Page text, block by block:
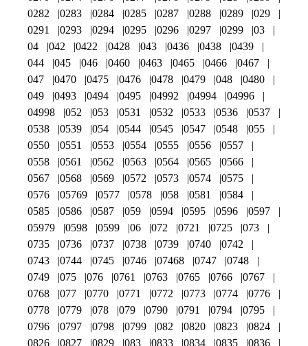
0282
0283 0284 0285 0287 0288 0289
029
0291
0293 0294 0295 0296 0297 0299
03
04
042 0422 0428 043 0436 0438
0439
044
045 046 0460 0463 0465 0466
0467
047
0470 0475 0476 0478 0479 048
0480
049
0493 0494 0495 04992 04994
04996
04998
052 053 0531 0532 0533 0536
0537
0538
0539 054 0544 0545 0547 0548
055
0550
0551 0553 0554 0555 0556
0557
0558
0561 0562 0563 0564 0565
0566
0567
0568 0569 0572 0573 0574
0575
0576
05769 0577 0578 058 0581
0584
0585
0586 0587 059 0594 0595 0596
0597
05979
0598 0599 06 072 0721 0725
073
0735
0736 0737 0738 0739 0740
0742
0743
0744 0745 0746 07468 0747
0748
0749
075 076 0761 0763 0765 0766
0767
0768
077 0770 0771 0772 0773 0774
0776
0778
0779 078 079 0790 0791 0794
0795
0796
0797 0798 0799 082 0820 0823
0824
0826
0827 0829 083 0833 0834 0835
0836